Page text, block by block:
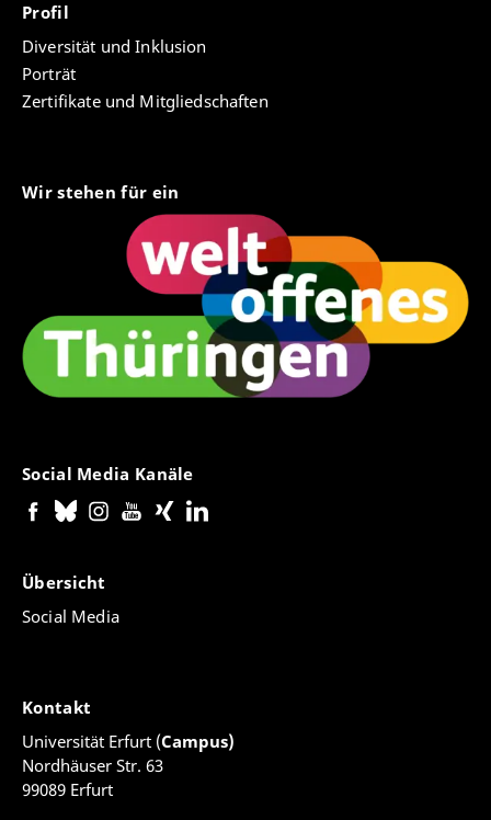
Profil
Diversität und Inklusion
Porträt
Zertifikate und Mitgliedschaften
Wir stehen für ein
Social Media Kanäle
Übersicht
Social Media
Kontakt
Universität Erfurt (Campus)
Nordhäuser Str. 63
99089 Erfurt